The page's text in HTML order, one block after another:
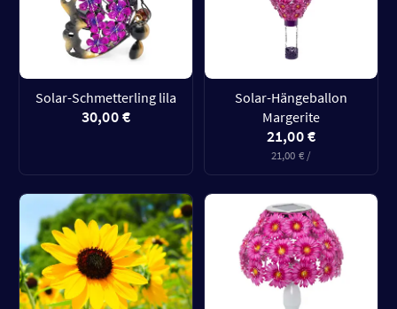
Solar-Schmetterling lila
30,00 €
Solar-Hängeballon
Margerite
21,00 €
21,00 € /